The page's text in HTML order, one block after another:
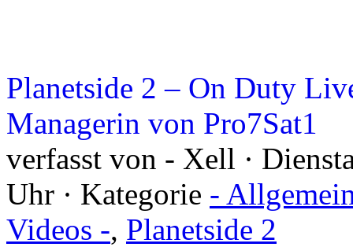
Planetside 2 – On Duty
Managerin von Pro7Sat1
verfasst von - Xell ·
Uhr · Kategorie -
Videos -, Planetside 2